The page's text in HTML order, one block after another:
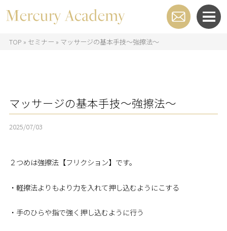
TOP » セミナー » マッサージの基本手技～強擦法～
マッサージの基本手技～強擦法～
2025/07/03
２つめは強擦法【フリクション】です。
・軽擦法よりもより力を入れて押し込むようにこする
・手のひらや指で強く押し込むように行う